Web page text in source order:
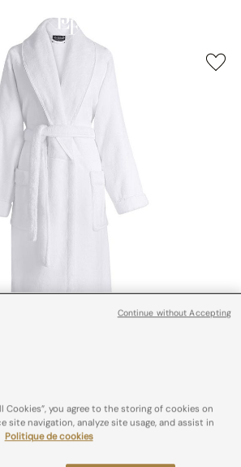
Cookies”, you agree to the storing of cookies on
site navigation, analyze site usage, and assist in
Politique de cookies
Continue without Accepting